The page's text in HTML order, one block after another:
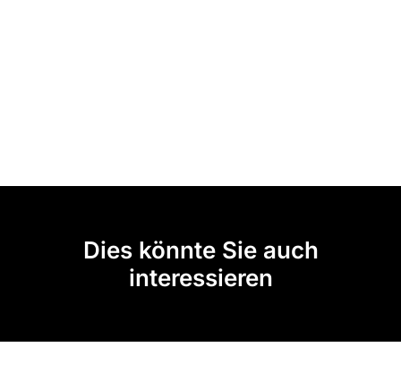
Dies könnte Sie auch
interessieren